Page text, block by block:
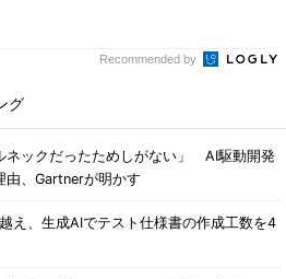
Recommended by
グ
ネックだったためしがない」 AI駆動開発
由、Gartnerが明かす
え、生成AIでテスト仕様書の作成工数を4